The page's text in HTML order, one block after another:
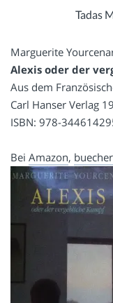
Tadas
Marguerite
Alexis oder der
Aus dem
Carl Hanser Verlag
ISBN: 978-
Bei Amazon,